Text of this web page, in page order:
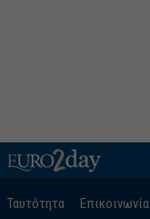
Ταυτότητα Επικοινωνία